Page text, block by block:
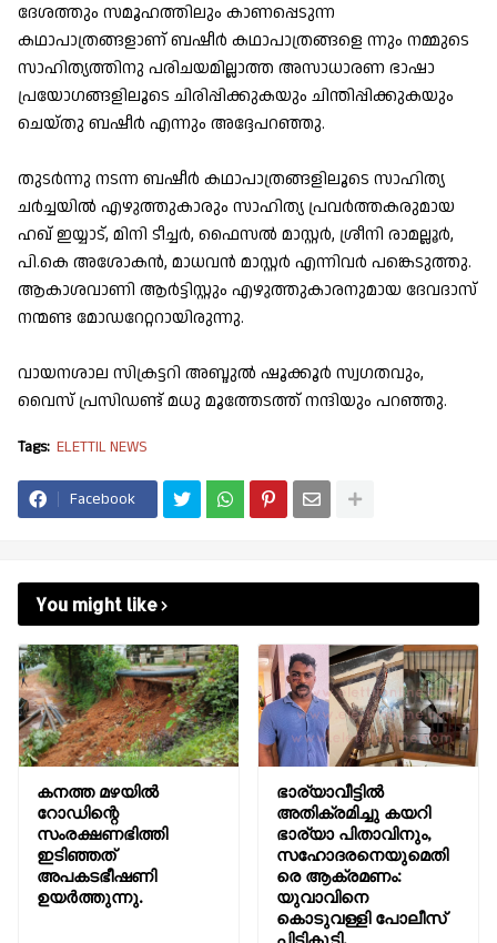
ദേശത്തും സമൂഹത്തിലും കാണപ്പെടുന്ന
കഥാപാത്രങ്ങളാണ് ബഷീർ കഥാപാത്രങ്ങളെ ന്നും നമ്മുടെ
സാഹിത്യത്തിനു പരിചയമില്ലാത്ത അസാധാരണ ഭാഷാ
പ്രയോഗങ്ങളിലൂടെ ചിരിപ്പിക്കുകയും ചിന്തിപ്പിക്കുകയും
ചെയ്തു ബഷീർ എന്നും അദ്ദേപറഞ്ഞു.
തുടർന്നു നടന്ന ബഷീർ കഥാപാത്രങ്ങളിലൂടെ സാഹിത്യ
ചർച്ചയിൽ എഴുത്തുകാരും സാഹിത്യ പ്രവർത്തകരുമായ
ഹഖ് ഇയ്യാട്, മിനി ടീച്ചർ, ഫൈസൽ മാസ്റ്റർ, ശ്രീനി രാമല്ലൂർ,
പി.കെ അശോകൻ, മാധവൻ മാസ്റ്റർ എന്നിവർ പങ്കെടുത്തു.
ആകാശവാണി ആർട്ടിസ്റ്റും എഴുത്തുകാരനുമായ ദേവദാസ്
നന്മണ്ട മോഡറേറ്ററായിരുന്നു.
വായനശാല സിക്രട്ടറി അബ്ദുൽ ഷൂക്കൂർ സ്വഗതവും,
വൈസ് പ്രസിഡണ്ട് മധു മൂത്തേടത്ത് നന്ദിയും പറഞ്ഞു.
Tags: ELETTIL NEWS
Facebook
You might like
കനത്ത മഴയിൽ
റോഡിന്റെ
സംരക്ഷണഭിത്തി
ഇടിഞ്ഞത്
അപകടഭീഷണി
ഉയർത്തുന്നു.
ഭാര്യാവീട്ടിൽ
അതിക്രമിച്ചു കയറി
ഭാര്യാ പിതാവിനും,
സഹോദരനെയുമെതി
രെ ആക്രമണം:
യുവാവിനെ
കൊടുവള്ളി പോലീസ്